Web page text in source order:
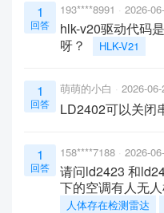
1
回答
193****8991 2026-
hlk-v20驱动代码
呀？
HLK-V21
1
回答
萌萌的小白 2026-
LD2402可以关闭
1
回答
158****7188 2026-
请问ld2423 和
下的空调有人无
人体存在检测雷达